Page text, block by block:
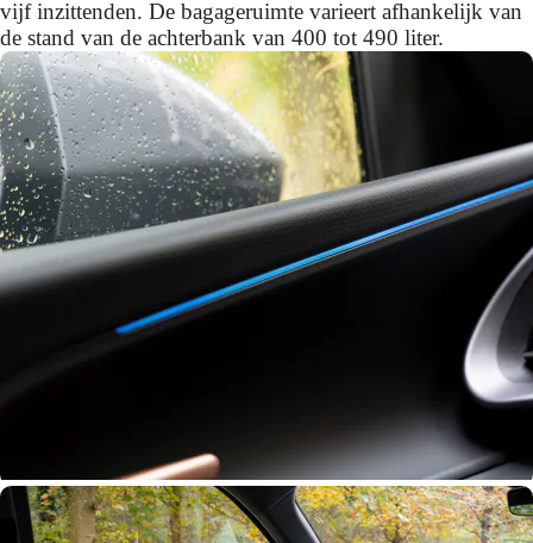
vijf inzittenden. De bagageruimte varieert afhankelijk van
de stand van de achterbank van 400 tot 490 liter.